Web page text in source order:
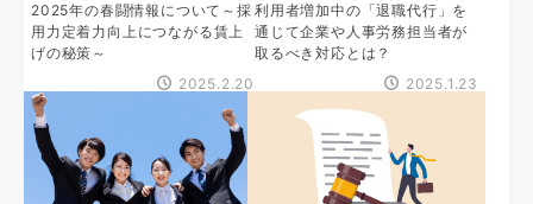
2025年の春闘情報について～採
用力定着力向上につながる賃上
げの秘策～
2025.2.20
利用者増加中の「退職代行」を
通じて企業や人事労務担当者が
取るべき対応とは？
2025.1.23